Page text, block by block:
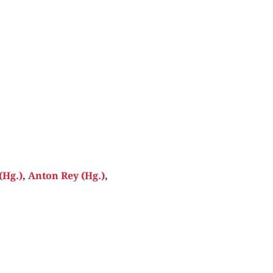
, Anton Rey (Hg.),